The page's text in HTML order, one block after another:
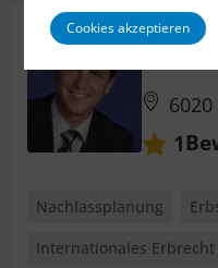
Mag.
1
Nachlassplanung
Internationales Erbrecht
Cookies akzeptieren